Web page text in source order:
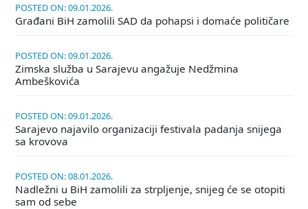
POSTED ON: 09.01.2026.
Građani BiH zamolili SAD da pohapsi i domaće političare
POSTED ON: 09.01.2026.
Zimska služba u Sarajevu angažuje Nedžmina
Ambeškovića
POSTED ON: 09.01.2026.
Sarajevo najavilo organizaciji festivala padanja snijega
sa krovova
POSTED ON: 08.01.2026.
Nadležni u BiH zamolili za strpljenje, snijeg će se otopiti
sam od sebe